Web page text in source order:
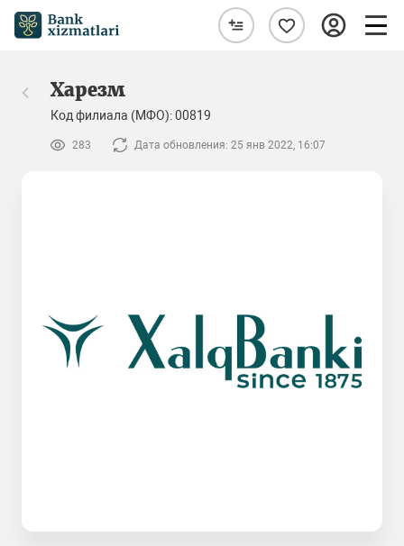
Харезм
Код филиала (МФО): 00819
283 Дата обновления: 25 янв 2022, 16:07